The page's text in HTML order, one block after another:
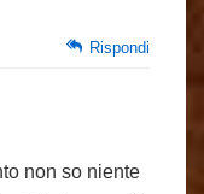
Rispondi
non so niente